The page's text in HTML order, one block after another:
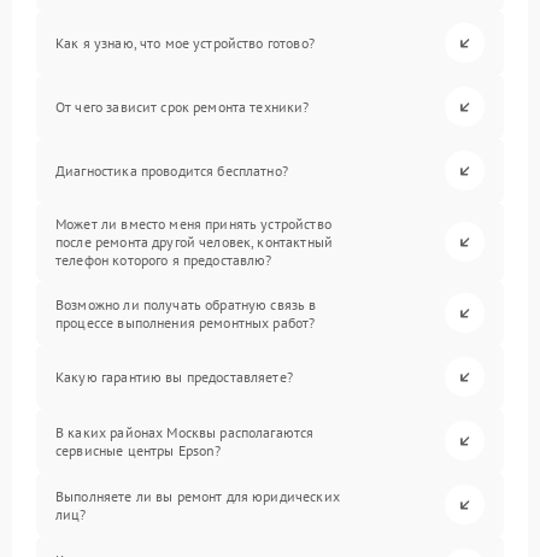
Как я узнаю, что мое устройство готово?
От чего зависит срок ремонта техники?
Диагностика проводится бесплатно?
Может ли вместо меня принять устройство
после ремонта другой человек, контактный
телефон которого я предоставлю?
Возможно ли получать обратную связь в
процессе выполнения ремонтных работ?
Какую гарантию вы предоставляете?
В каких районах Москвы располагаются
сервисные центры Epson?
Выполняете ли вы ремонт для юридических
лиц?